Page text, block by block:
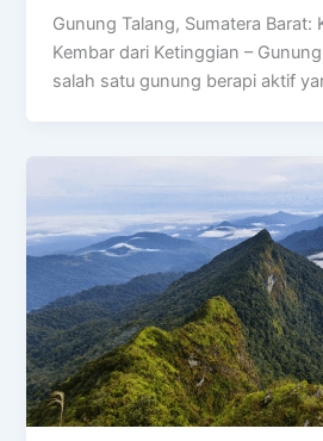
Gunung Talang, Sumatera Barat:
Kembar dari Ketinggian –
salah satu gunung berapi aktif